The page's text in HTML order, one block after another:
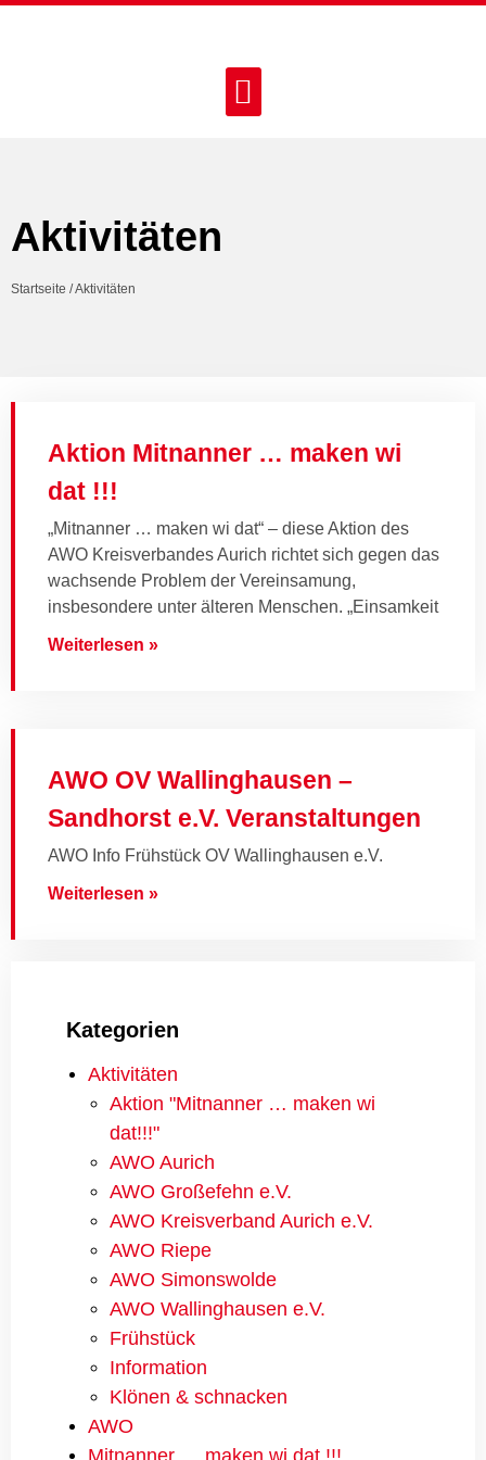
Aktivitäten
Startseite /Aktivitäten
Aktion Mitnanner … maken wi
dat !!!
„Mitnanner … maken wi dat“ – diese Aktion des
AWO Kreisverbandes Aurich richtet sich gegen das
wachsende Problem der Vereinsamung,
insbesondere unter älteren Menschen. „Einsamkeit
Weiterlesen »
AWO OV Wallinghausen –
Sandhorst e.V. Veranstaltungen
AWO Info Frühstück OV Wallinghausen e.V.
Weiterlesen »
Kategorien
Aktivitäten
Aktion "Mitnanner … maken wi
dat!!!"
AWO Aurich
AWO Großefehn e.V.
AWO Kreisverband Aurich e.V.
AWO Riepe
AWO Simonswolde
AWO Wallinghausen e.V.
Frühstück
Information
Klönen & schnacken
AWO